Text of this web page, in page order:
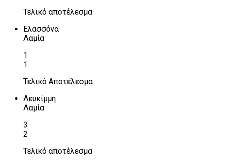
Τελικό αποτέλεσμα
Ελασσόνα
Λαμία
1
1
Τελικό Αποτέλεσμα
Λευκίμμη
Λαμία
3
2
Τελικό αποτέλεσμα